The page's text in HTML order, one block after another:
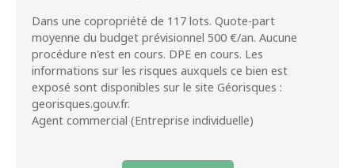
Dans une copropriété de 117 lots. Quote-part
moyenne du budget prévisionnel 500 €/an. Aucune
procédure n'est en cours. DPE en cours. Les
informations sur les risques auxquels ce bien est
exposé sont disponibles sur le site Géorisques :
georisques.gouv.fr.
Agent commercial (Entreprise individuelle)